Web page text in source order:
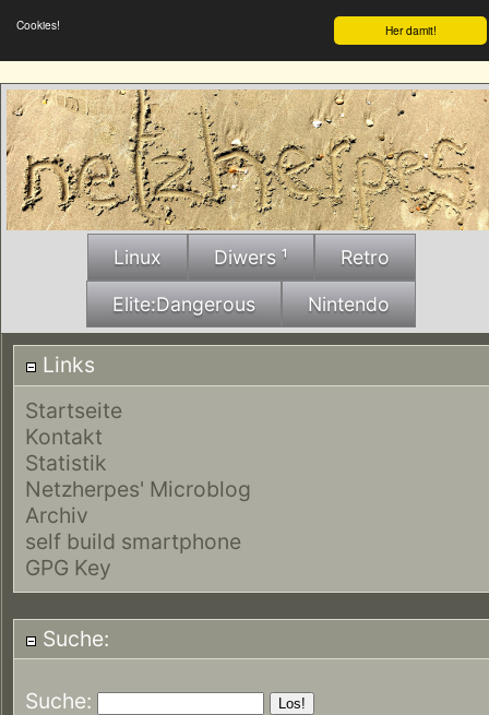
Her damit!
Cookies!
Linux Diwers ¹ Retro
Elite:Dangerous Nintendo
Links
Startseite
Kontakt
Statistik
Netzherpes' Microblog
Archiv
self build smartphone
GPG Key
Suche:
Suche: